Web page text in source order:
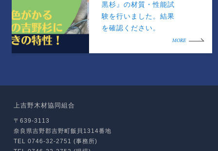
黒杉』の材質・性能試
験を行いました。結果
を確認ください。
MORE
上吉野木材協同組合
〒639-3113
奈良県吉野郡吉野町飯貝1314番地
TEL 0746-32-2751 (事務所)